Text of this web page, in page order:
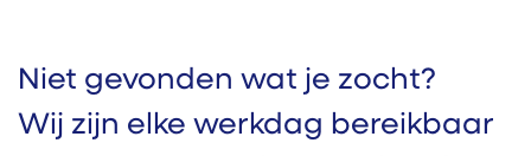
Niet gevonden wat je zocht?​
Wij zijn elke werkdag bereikbaar